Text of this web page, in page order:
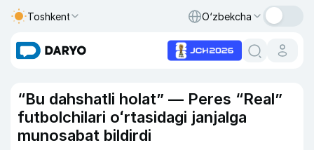
Toshkent O‘zbekcha
“Bu dahshatli holat” — Peres “Real”
futbolchilari oʻrtasidagi janjalga
munosabat bildirdi